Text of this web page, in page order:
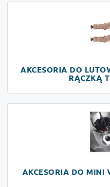
AKCESORIA DO
RĄCZKĄ
AKCESORIA DO MINI